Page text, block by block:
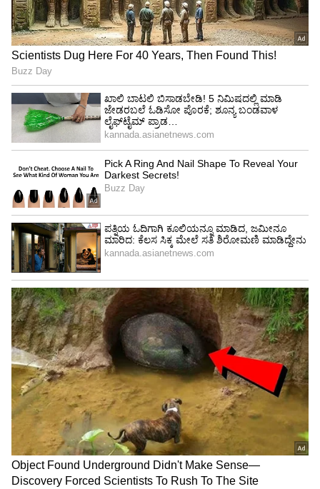
US President; ಕಮಲಾ ಹ್ಯಾರಿಸ್‌ಗೆ
ಅಧಿಕಾರ ಹಸ್ತಾಂತರಿಸಿದ ಅಮೆರಿಕ
ಅಧ್ಯಕ್ಷ ಜೋ ಬೈಡೆನ್!
ಕಾನೂನು ಪದವಿ ಪಡೆದ ಸ್ವಲ್ಪ ಸಮಯದ ನಂತರ
ಕ್ಯಾಲಿಫೋರ್ನಿಯಾದಲ್ಲಿ ವಕೀಲೆಯಾಗಿ ಕಮಲಾ ಕೆಲಸ
ಪ್ರಾರಂಭಿಸುತ್ತಾರೆ. ನಂತರ ಸ್ಯಾನ್‌ಫ್ರಾನ್ಸಿಸ್ಕೋ ನಗರದಲ್ಲಿ
ಮಕ್ಕಳ ನಿರ್ಲಕ್ಷ್ಯ ಹಾಗೂ ದುರುಪಯೋಗದ ಘಟನೆಗಳನ್ನು
ಕುರಿತು ತನಿಖೆ ನಡೆಸುತ್ತಾರೆ. ಸ್ಯಾನ್‌ಫ್ರಾನ್ಸಿಸ್ಕೋ ನಗರದ
ಇತಿಹಾಸದಲ್ಲೇ ಮೊದಲ ಮಹಿಳಾ ಅಟಾರ್ನಿ ಜನರಲ್
ಆಗಿದ್ದರು ಎಂಬುದು ಕೂಡ ಅವರ ಹೆಗ್ಗಳಿಕೆ. ನಂತರ
ಕ್ಯಾಲಿಫೋರ್ನಿಯಾದ ಮೊದಲ ಚುನಾಯಿತ ಅಟಾರ್ನಿ
ಜನರಲ್ ಆಗಿ ಸಹ ಅವರು ಆಯ್ಕೆಯಾಗುತ್ತಾರೆ. ೨೦೧೯ರಲ್ಲಿ
ಮೊದಲ ಬಾರಿಗೆ ಡೆಮಾಕ್ರೆಟ್ ಪಕ್ಷದಿಂದ ಅಧ್ಯಕ್ಷ ಸ್ಥಾನಕ್ಕೆ